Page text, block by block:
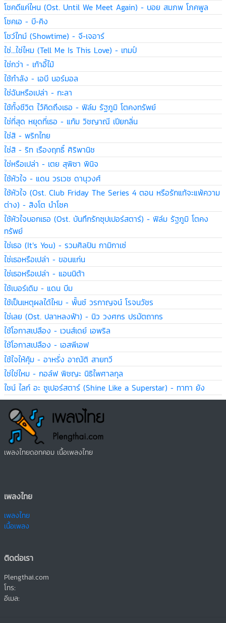
โชคดีแค่ไหน (Ost. Until We Meet Again) - บอย สมภพ โภคพูล
โชคเอ - บี-คิง
โชว์ไทม์ (Showtime) - จี-เจอาร์
ใช่...ใช่ไหม (Tell Me Is This Love) - เทมป์
ใช่กว่า - เก้าอี้ไม้
ใช้กำลัง - เอบี นอร์มอล
ใช่ฉันหรือเปล่า - กะลา
ใช้ทั้งชีวิต ไว้คิดถึงเธอ - ฟิล์ม รัฐภูมิ โตคงทรัพย์
ใช่ที่สุด หยุดที่เธอ - แก้ม วิชญาณี เปียกลิ่น
ใช่สิ - พริกไทย
ใช่สิ - ริท เรืองฤทธิ์ ศิริพานิช
ใช่หรือเปล่า - เตย สุพิชา พินิจ
ใช้หัวใจ - แดน วรเวช ดานุวงศ์
ใช้หัวใจ (Ost. Club Friday The Series 4 ตอน หรือรักแท้จะแพ้ความ
ต่าง) - สิงโต นำโชค
ใช้หัวใจบอกเธอ (Ost. บันทึกรักซุปเปอร์สตาร์) - ฟิล์ม รัฐภูมิ โตคง
ทรัพย์
ใช่เธอ (It's You) - รวมศิลปิน กามิกาเซ่
ใช่เธอหรือเปล่า - ขอนแก่น
ใช่เธอหรือเปล่า - แอนนิต้า
ใช้เบอร์เดิม - แดน บีม
ใช้เป็นเหตุผลได้ไหม - พั้นช์ วรกาญจน์ โรจนวัชร
ใช่เลย (Ost. ปลาหลงฟ้า) - นิว วงศกร ปรมัตถากร
ใช้โอกาสเปลือง - เวนส์เดย์ เอพริล
ใช้โอกาสเปลือง - เอสพีเอฟ
ใช้ใจให้คุ้ม - อาหรั่ง อาณัติ สายทวี
ใช่ใช่ไหม - กอล์ฟ พิชญะ นิธิไพศาลกุล
ไชน์ ไลก์ อะ ซูเปอร์สตาร์ (Shine Like a Superstar) - ทาทา ยัง
เพลงไทยดอทคอม เนื้อเพลงไทย
เพลงไทย
เพลงไทย
เนื้อเพลง
ติดต่อเรา
Plengthai.com
โทร:
อีเมล: